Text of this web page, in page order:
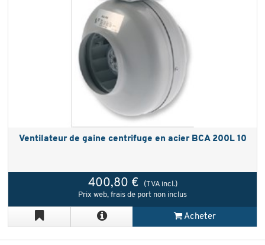
Ventilateur de gaine centrifuge en acier BCA 200L 10
400,80 €
(TVA incl.)
Prix web, frais de port non inclus
Acheter